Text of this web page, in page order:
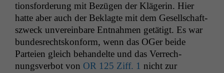
tions­forderung mit Bezü­gen der Klägerin. Hier
hat­te aber auch der Beklagte mit dem Gesellschaft­
szweck unvere­in­bare Ent­nah­men getätigt. Es war
bun­desrecht­skon­form, wenn das OGer bei­de
Parteien gle­ich behan­delte und das Ver­rech­
nungsver­bot von OR 125 Ziff. 1 nicht zur